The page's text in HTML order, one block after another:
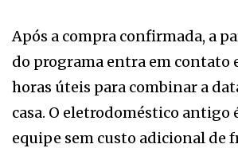
Após a compra confirmada, a
do programa entra em contato
horas úteis para combinar a
casa. O eletrodoméstico antigo
equipe sem custo adicional de